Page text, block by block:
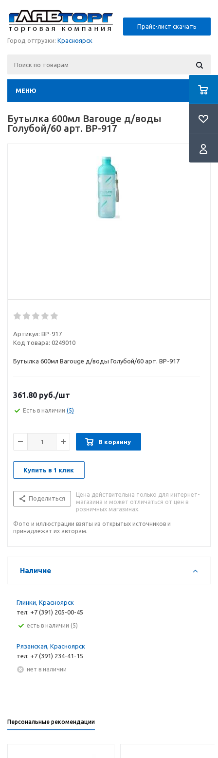
Прайс-лист скачать
Город отгрузки: Красноярск
МЕНЮ
Бутылка 600мл Barouge д/воды
Голубой/60 арт. BP-917
Артикул: BP-917
Код товара: 0249010
Бутылка 600мл Barouge д/воды Голубой/60 арт. BP-917
361.80 руб./шт
Есть в наличии (5)
В корзину
Купить в 1 клик
Поделиться
Цена действительна только для интернет-
магазина и может отличаться от цен в
розничных магазинах.
Фото и иллюстрации взяты из открытых источников и
принадлежат их авторам.
Наличие
Глинки, Красноярск
тел: +7 (391) 205-00-45
Есть в наличии (5)
Рязанская, Красноярск
тел: +7 (391) 234-41-15
Нет в наличии
Персональные рекомендации